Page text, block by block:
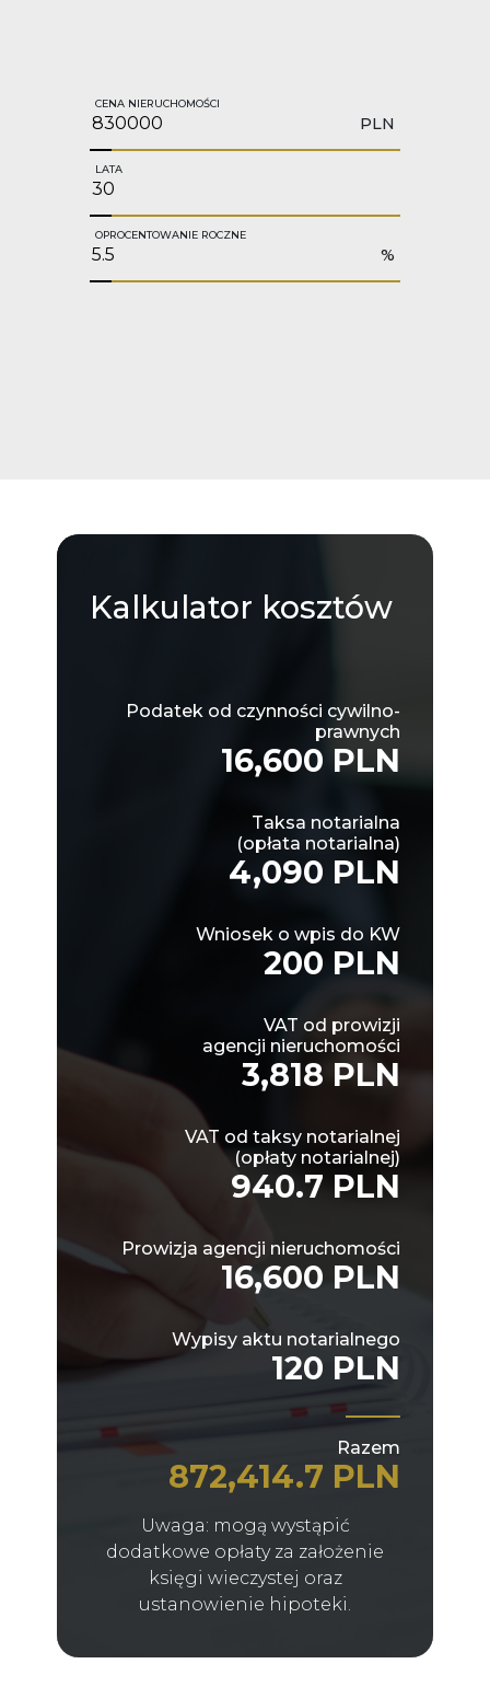
CENA NIERUCHOMOŚCI
PLN
LATA
OPROCENTOWANIE ROCZNE
%
Kalkulator kosztów
Podatek od czynności cywilno-
prawnych
16,600 PLN
Taksa notarialna
(opłata notarialna)
4,090 PLN
Wniosek o wpis do KW
200 PLN
VAT od prowizji
agencji nieruchomości
3,818 PLN
VAT od taksy notarialnej
(opłaty notarialnej)
940.7 PLN
Prowizja agencji nieruchomości
16,600 PLN
Wypisy aktu notarialnego
120 PLN
Razem
872,414.7 PLN
Uwaga: mogą wystąpić
dodatkowe opłaty za założenie
księgi wieczystej oraz
ustanowienie hipoteki.